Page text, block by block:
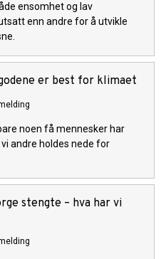
ensomhet og lav
enn andre for å utvikle
er best for klimaet
noen få mennesker har
andre holdes nede for
stengte – hva har vi